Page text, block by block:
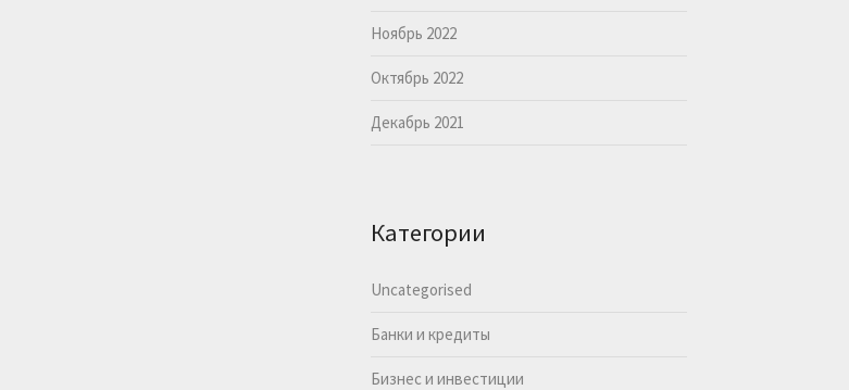
Ноябрь 2022
Октябрь 2022
Декабрь 2021
Категории
Uncategorised
Банки и кредиты
Бизнес и инвестиции